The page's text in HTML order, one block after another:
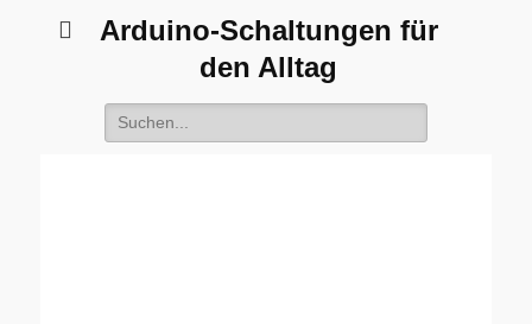
Arduino-Schaltungen für
den Alltag
Suche
nach: